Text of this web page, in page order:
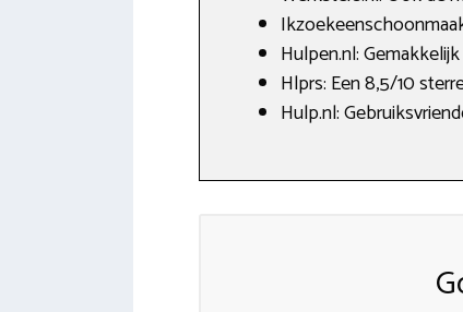
Hulpen.nl:
Hlprs: Een 8,5/10
Hulp.nl: